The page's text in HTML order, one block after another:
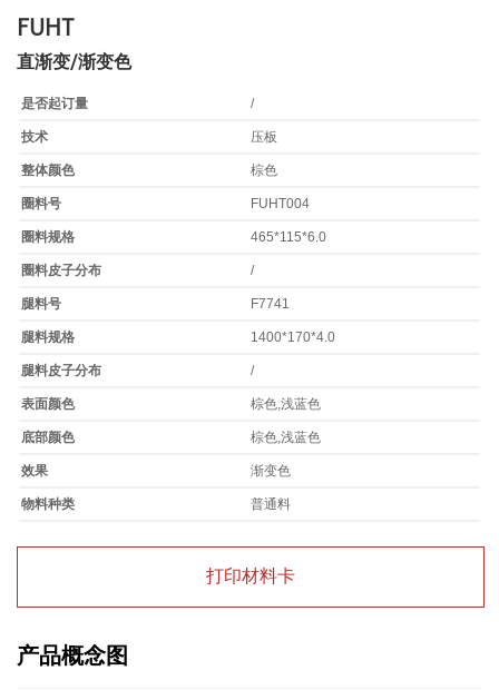
FUHT
直渐变/渐变色
是否起订量 /
技术 压板
整体颜色 棕色
圈料号 FUHT004
圈料规格 465*115*6.0
圈料皮子分布 /
腿料号 F7741
腿料规格 1400*170*4.0
腿料皮子分布 /
表面颜色 棕色,浅蓝色
底部颜色 棕色,浅蓝色
效果 渐变色
物料种类 普通料
打印材料卡
产品概念图